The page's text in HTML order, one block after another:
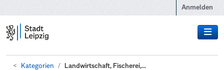
Anmelden
Kategorien Landwirtschaft, Fischerei,...